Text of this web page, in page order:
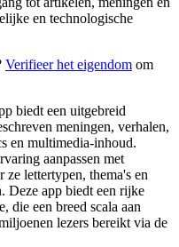
en technologische
Verifieer het eigendom om
biedt een uitgebreid
meningen, verhalen,
en multimedia-inhoud.
aanpassen met
lettertypen, thema's en
Deze app biedt een rijke
die een breed scala aan
lezers bereikt via de